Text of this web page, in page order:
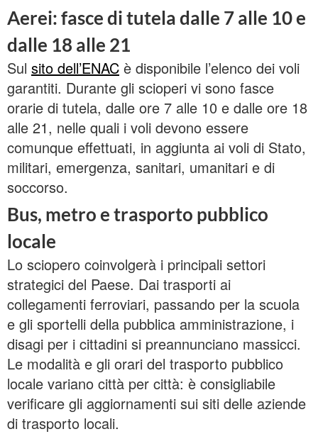
Aerei: fasce di tutela dalle 7 alle 10 e
dalle 18 alle 21
Sul sito dell’ENAC è disponibile l’elenco dei voli
garantiti. Durante gli scioperi vi sono fasce
orarie di tutela, dalle ore 7 alle 10 e dalle ore 18
alle 21, nelle quali i voli devono essere
comunque effettuati, in aggiunta ai voli di Stato,
militari, emergenza, sanitari, umanitari e di
soccorso.
Bus, metro e trasporto pubblico
locale
Lo sciopero coinvolgerà i principali settori
strategici del Paese. Dai trasporti ai
collegamenti ferroviari, passando per la scuola
e gli sportelli della pubblica amministrazione, i
disagi per i cittadini si preannunciano massicci.
Le modalità e gli orari del trasporto pubblico
locale variano città per città: è consigliabile
verificare gli aggiornamenti sui siti delle aziende
di trasporto locali.